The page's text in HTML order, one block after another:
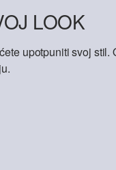
LOOK
upotpuniti svoj